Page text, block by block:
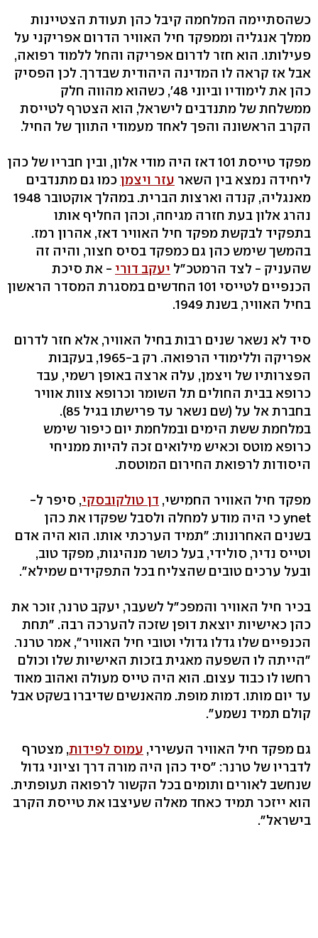
כשהסתיימה המלחמה קיבל כהן תעודת הצטיינות
ממלך אנגליה וממפקד חיל האוויר הדרום אפריקני על
פעילותו. הוא חזר לדרום אפריקה והחל ללמוד רפואה,
אבל אז קראה לו המדינה היהודית שבדרך. לכן הפסיק
כהן את לימודיו וביוני 48', כשהוא מהווה חלק
ממשלחת של מתנדבים לישראל, הוא הצטרף לטייסת
הקרב הראשונה והפך לאחד מעמודי התווך של החיל.
מפקד טייסת 101 דאז היה מודי אלון, ובין חבריו של כהן
ליחידה נמצא בין השאר עזר ויצמן כמו גם מתנדבים
מאנגליה, קנדה וארצות הברית. במהלך אוקטובר 1948
נהרג אלון בעת חזרה מגיחה, וכהן החליף אותו
בתפקיד לבקשת מפקד חיל האוויר דאז, אהרון רמז.
בהמשך שימש כהן גם כמפקד בסיס חצור, והיה זה
שהעניק - לצד הרמטכ"ל יעקב דורי - את סיכת
הכנפיים לטייסי 101 החדשים במסגרת המסדר הראשון
בחיל האוויר, בשנת 1949.
סיד לא נשאר שנים רבות בחיל האוויר, אלא חזר לדרום
אפריקה וללימודי הרפואה. רק ב-1965, בעקבות
הפצרותיו של ויצמן, עלה ארצה באופן רשמי, עבד
כרופא בבית החולים תל השומר וכרופא צוות אוויר
בחברת אל על (שם נשאר עד פרישתו בגיל 85).
במלחמת ששת הימים ובמלחמת יום כיפור שימש
כרופא מוטס וכאיש מילואים זכה להיות ממניחי
היסודות לרפואת החירום המוטסת.
מפקד חיל האוויר החמישי, דן טולקובסקי, סיפר ל-
ynet כי היה מודע למחלה ולסבל שפקדו את כהן
בשנים האחרונות: "תמיד הערכתי אותו. הוא היה אדם
וטייס נדיר, סולידי, בעל כושר מנהיגות, מפקד טוב,
ובעל ערכים טובים שהצליח בכל התפקידים שמילא".
בכיר חיל האוויר והמפכ"ל לשעבר, יעקב טרנר, זוכר את
כהן כאישיות יוצאת דופן שזכה להערכה רבה. "תחת
הכנפיים שלו גדלו גדולי וטובי חיל האוויר", אמר טרנר.
"הייתה לו השפעה מאגית בזכות האישיות שלו וכולם
רחשו לו כבוד עצום. הוא היה טייס מעולה ואהוב מאוד
עד יום מותו. דמות מופת. מהאנשים שדיברו בשקט אבל
קולם תמיד נשמע".
גם מפקד חיל האוויר העשירי, עמוס לפידות, מצטרף
לדבריו של טרנר: "סיד כהן היה מורה דרך וציוני גדול
שנחשב לאורים ותומים בכל הקשור לרפואה תעופתית.
הוא ייזכר תמיד כאחד מאלה שעיצבו את טייסת הקרב
בישראל".